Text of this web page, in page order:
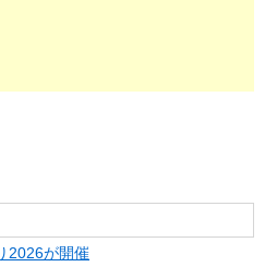
2026が開催